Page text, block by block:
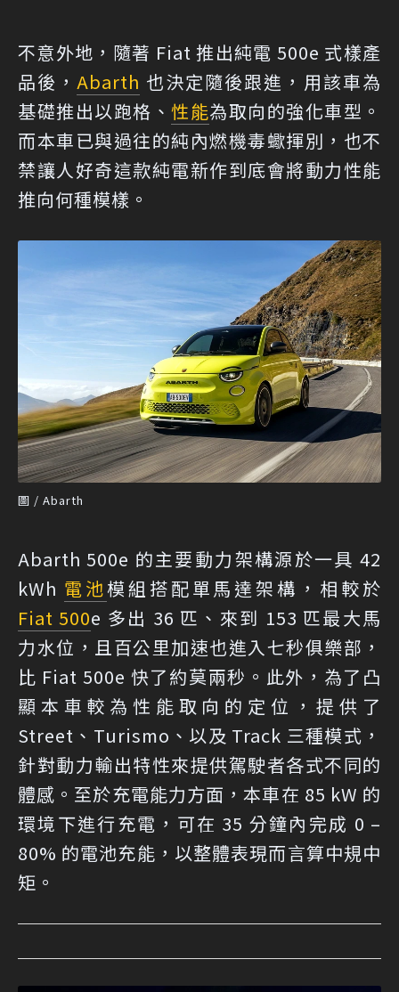
不意外地，隨著 Fiat 推出純電 500e 式樣產
品後，Abarth 也決定隨後跟進，用該車為
基礎推出以跑格、 性能為取向的強化車型。
而本車已與過往的純內燃機毒蠍揮別，也不
禁讓人好奇這款純電新作到底會將動力性能
推向何種模樣。
圖 / Abarth
Abarth 500e 的主要動力架構源於一具 42
kWh 電池模組搭配單馬達架構，相較於
Fiat 500e 多出 36 匹、來到 153 匹最大馬
力水位，且百公里加速也進入七秒俱樂部，
比 Fiat 500e 快了約莫兩秒。此外，為了凸
顯本車較為性能取向的定位，提供了
Street、Turismo、以及 Track 三種模式，
針對動力輸出特性來提供駕駛者各式不同的
體感。至於充電能力方面，本車在 85 kW 的
環境下進行充電，可在 35 分鐘內完成 0 –
80% 的電池充能，以整體表現而言算中規中
矩。